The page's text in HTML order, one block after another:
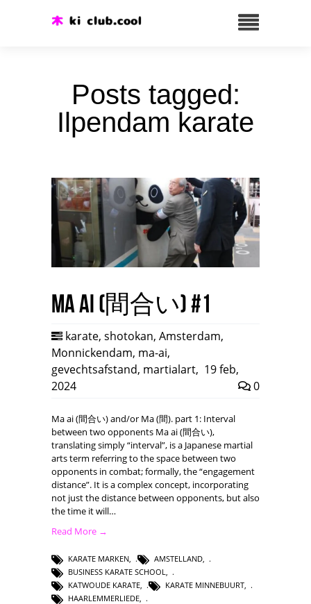
Posts tagged:
Ilpendam karate
Ma ai (間合い) #1
karate, shotokan, Amsterdam,
Monnickendam, ma-ai,
gevechtsafstand, martialart, 19 feb,
2024
0
Ma ai (間合い) and/or Ma (間). part 1: Interval
between two opponents Ma ai (間合い),
translating simply “interval”, is a Japanese martial
arts term referring to the space between two
opponents in combat; formally, the “engagement
distance”. It is a complex concept, incorporating
not just the distance between opponents, but also
the time it will…
Read More →
KARATE MARKEN AMSTELLAND
BUSINESS KARATE SCHOOL
KATWOUDE KARATE
KARATE MINNEBUURT
HAARLEMMERLIEDE